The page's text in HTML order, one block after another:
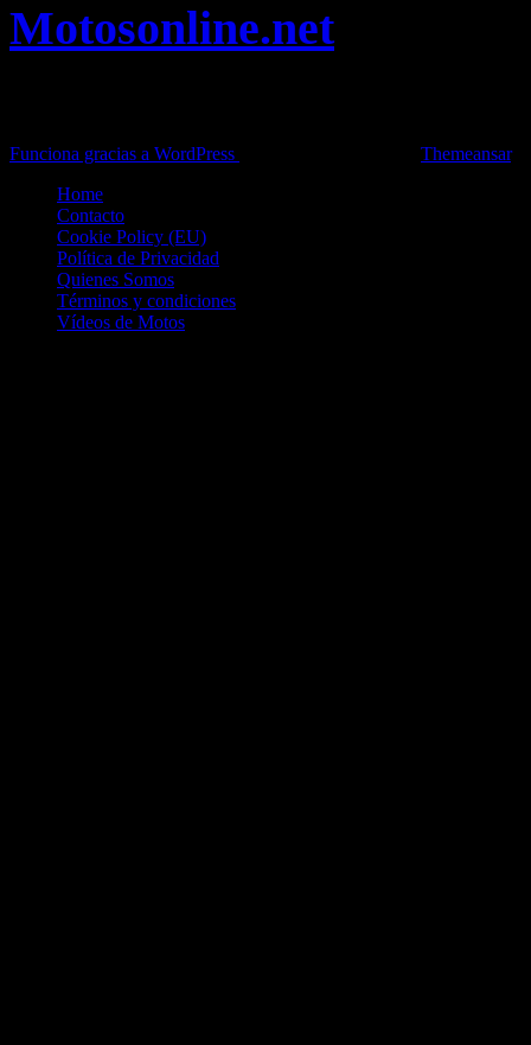
Motosonline.net
Funciona gracias a WordPress
Themeansar.
Home
Contacto
Cookie Policy (EU)
Política de Privacidad
Quienes Somos
Términos y condiciones
Vídeos de Motos